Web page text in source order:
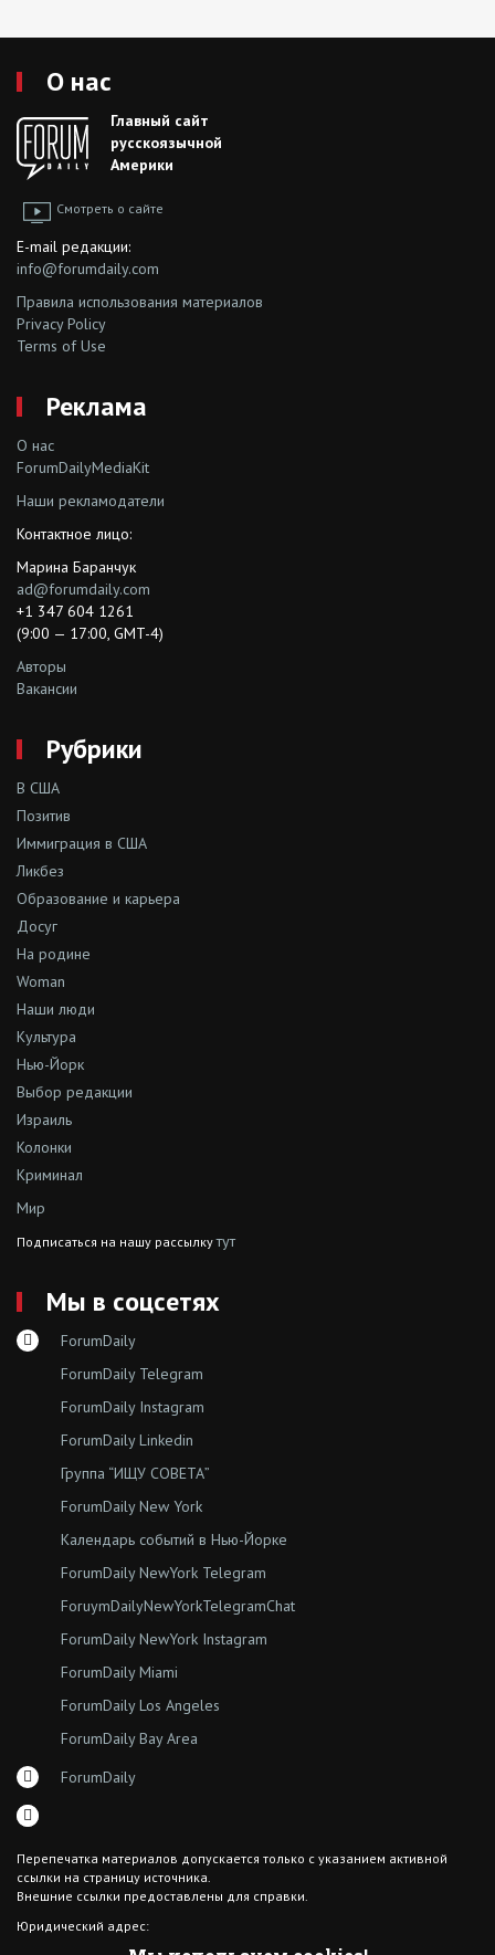
О нас
Главный сайт
русскоязычной
Америки
Смотреть о сайте
E-mail редакции:
info@forumdaily.com
Правила использования материалов
Privacy Policy
Terms of Use
Реклама
О нас
ForumDailyMediaKit
Наши рекламодатели
Контактное лицо:
Марина Баранчук
ad@forumdaily.com
+1 347 604 1261
(9:00 — 17:00, GMT-4)
Авторы
Вакансии
Рубрики
В США
Позитив
Иммиграция в США
Ликбез
Образование и карьера
Досуг
На родине
Woman
Наши люди
Культура
Нью-Йорк
Выбор редакции
Израиль
Колонки
Криминал
Мир
Подписаться на нашу рассылкутут
Мы в соцсетях
ForumDaily
ForumDaily Telegram
ForumDaily Instagram
ForumDaily Linkedin
Группа “ИЩУ СОВЕТА”
ForumDaily New York
Календарь событий в Нью-Йорке
ForumDaily NewYork Telegram
ForuymDailyNewYorkTelegramChat
ForumDaily NewYork Instagram
ForumDaily Miami
ForumDaily Los Angeles
ForumDaily Bay Area
ForumDaily
Перепечатка материалов допускается только с указанием активной
ссылки на страницу источника.
Внешние ссылки предоставлены для справки.
Юридический адрес: